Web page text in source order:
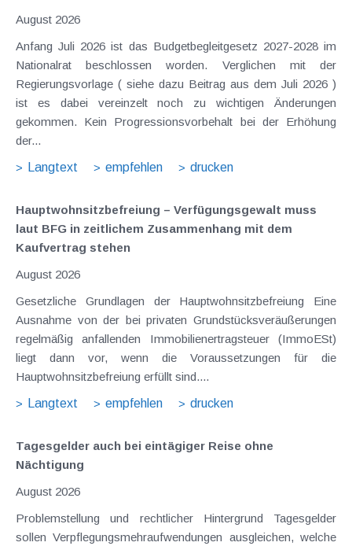
August 2026
Anfang Juli 2026 ist das Budgetbegleitgesetz 2027-2028 im
Nationalrat beschlossen worden. Verglichen mit der
Regierungsvorlage ( siehe dazu Beitrag aus dem Juli 2026 )
ist es dabei vereinzelt noch zu wichtigen Änderungen
gekommen. Kein Progressionsvorbehalt bei der Erhöhung
der...
Langtext
empfehlen drucken
Hauptwohnsitz​­befreiung – Verfügungsgewalt muss
laut BFG in zeitlichem Zusammenhang mit dem
Kaufvertrag stehen
August 2026
Gesetzliche Grundlagen der Hauptwohnsitzbefreiung Eine
Ausnahme von der bei privaten Grundstücksveräußerungen
regelmäßig anfallenden Immobilienertragsteuer (ImmoESt)
liegt dann vor, wenn die Voraussetzungen für die
Hauptwohnsitzbefreiung erfüllt sind....
Langtext
empfehlen drucken
Tagesgelder auch bei eintägiger Reise ohne
Nächtigung
August 2026
Problemstellung und rechtlicher Hintergrund Tagesgelder
sollen Verpflegungsmehraufwendungen ausgleichen, welche